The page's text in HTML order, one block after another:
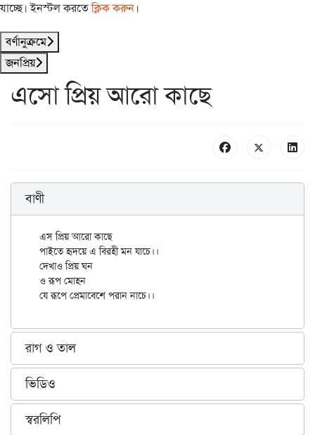
যাচ্ছে। ইনস্টল করতেক্লিক করুন।
বর্ণানুক্রমে
জনপ্রিয়
এসো প্রিয় আরো কাছে
বাণী
এস প্রিয় আরো কাছে
পাইতে হৃদয়ে এ বিরহী মন যাচে।।
দেখাও প্রিয় ঘন
ও রূপ মোহন
রাগ ও তাল
ভিডিও
স্বরলিপি